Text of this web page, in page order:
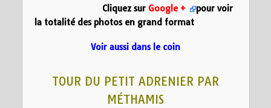
Cliquez sur Google +
pour voir
la totalité des photos en grand format
Voir aussi dans le coin
TOUR DU PETIT ADRENIER PAR
MÉTHAMIS